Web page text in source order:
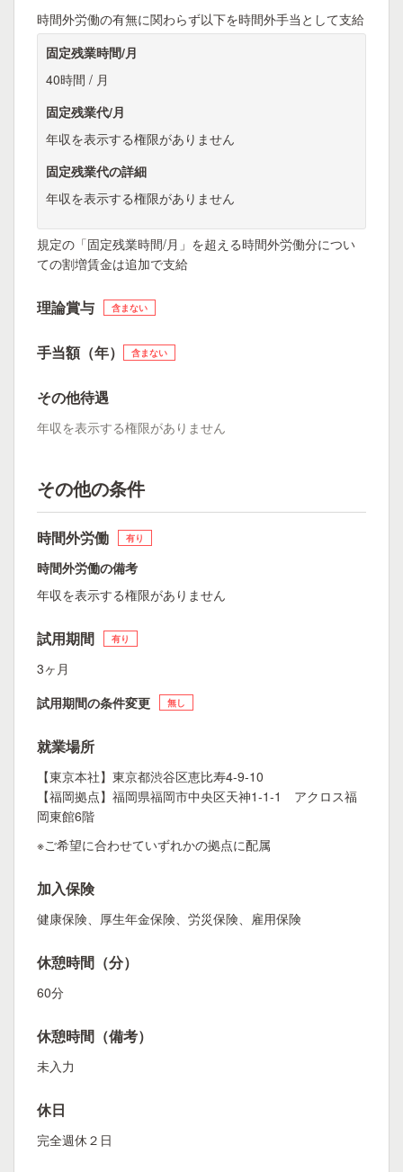
時間外労働の有無に関わらず以下を時間外手当として支給
固定残業時間/月
40時間 / 月
固定残業代/月
年収を表示する権限がありません
固定残業代の詳細
年収を表示する権限がありません
規定の「固定残業時間/月」を超える時間外労働分につい
ての割増賃金は追加で支給
理論賞与 含まない
手当額（年） 含まない
その他待遇
年収を表示する権限がありません
その他の条件
時間外労働 有り
時間外労働の備考
年収を表示する権限がありません
試用期間 有り
3ヶ月
試用期間の条件変更
無し
就業場所
【東京本社】東京都渋谷区恵比寿4-9-10
【福岡拠点】福岡県福岡市中央区天神1-1-1 アクロス福
岡東館6階
※ご希望に合わせていずれかの拠点に配属
加入保険
健康保険、厚生年金保険、労災保険、雇用保険
休憩時間（分）
60分
休憩時間（備考）
未入力
休日
完全週休２日